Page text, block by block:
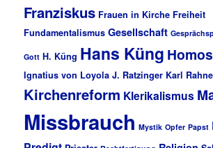
Franziskus Frauen in Kirche Freiheit
Fundamentalismus Gesellschaft
Gott H. Küng Hans Küng
Ignatius von Loyola J. Ratzinger Karl
Kirchenreform Klerikalismus
Missbrauch Mystik Opfer Papst